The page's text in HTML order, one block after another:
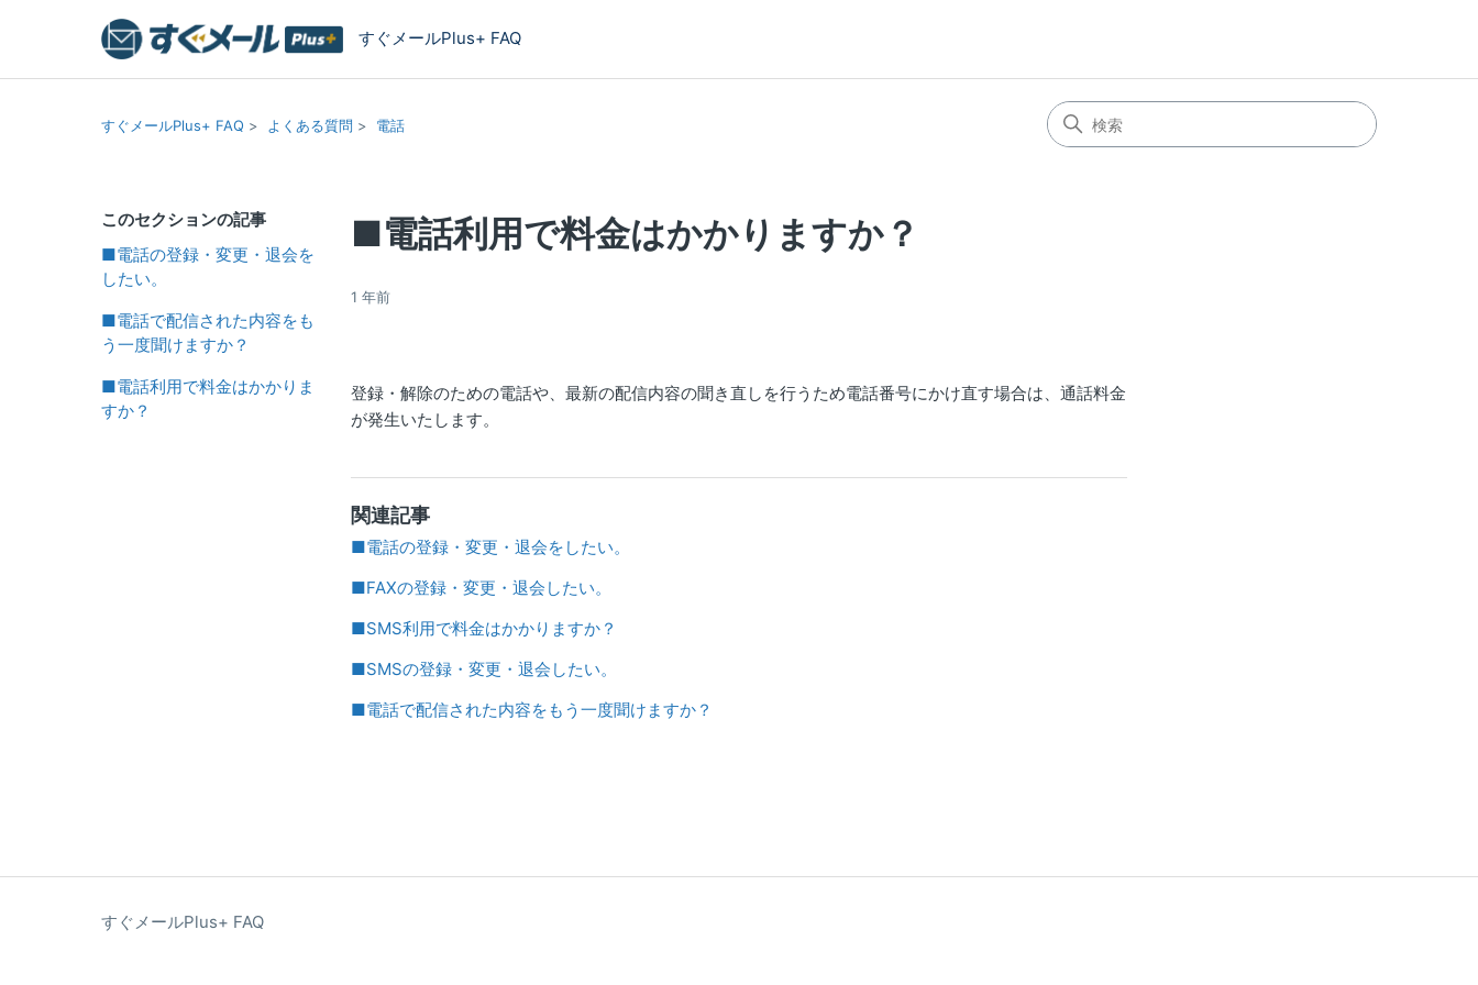
すぐメールPlus+ FAQ
すぐメールPlus+ FAQ よくある質問 電話
このセクションの記事
■電話の登録・変更・退会を
したい。
■電話で配信された内容をも
う一度聞けますか？
■電話利用で料金はかかりま
すか？
■電話利用で料金はかかりますか？
1 年前
登録・解除のための電話や、最新の配信内容の聞き直しを行うため電話番号にかけ直す場合は、通話料金
が発生いたします。
関連記事
■電話の登録・変更・退会をしたい。
■FAXの登録・変更・退会したい。
■SMS利用で料金はかかりますか？
■SMSの登録・変更・退会したい。
■電話で配信された内容をもう一度聞けますか？
すぐメールPlus+ FAQ